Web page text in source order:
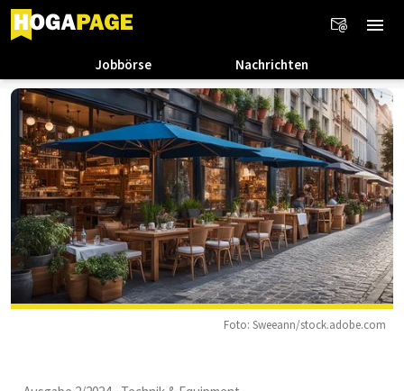
Jobbörse Nachrichten
Foto: Sweeann/stock.adobe.com